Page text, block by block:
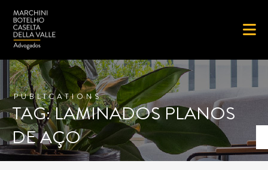
PUBLICATIONS
TAG: LAMINADOS PLANOS
DE AÇO